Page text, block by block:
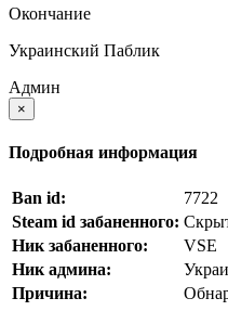
Окончание
Украинский Паблик
Админ
×
Подробная информация
Ban id:
7722
Steam id забаненного:
Ник забаненного:
VSE
Ник админа:
Причина: